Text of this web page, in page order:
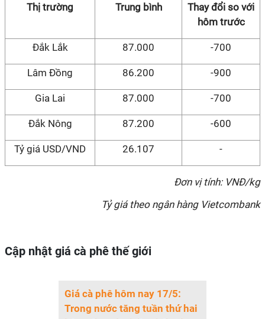
Thị trường Trung bình
Thay đổi so với
hôm trước
Đắk Lắk 87.000 -700
Lâm Đồng 86.200 -900
Gia Lai 87.000 -700
Đắk Nông 87.200 -600
Tỷ giá USD/VND 26.107 -
Đơn vị tính: VNĐ/kg
Tỷ giá theo ngân hàng Vietcombank
Cập nhật giá cà phê thế giới
Giá cà phê hôm nay 17/5:
Trong nước tăng tuần thứ hai